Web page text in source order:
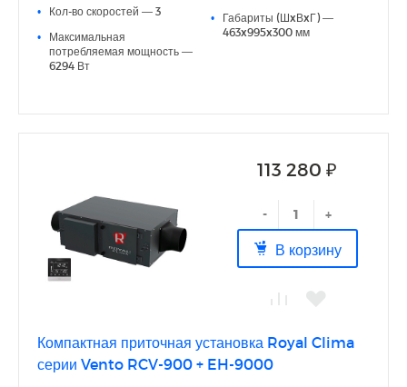
Простой монтаж, не требующий специальных навыков
•
Кол-во скоростей — 3
•
Максимальная
потребляемая мощность —
6294 Вт
•
Габариты (ШxВxГ) —
463x995x300 мм
113 280 ₽
- +
В корзину
Компактная приточная установка Royal Clima
серии Vento RCV-900 + EH-9000